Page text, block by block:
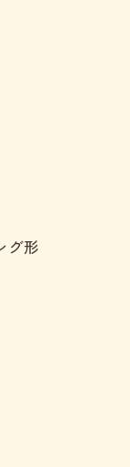
グ形